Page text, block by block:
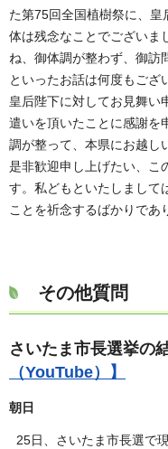
た第75回全国植樹祭に、皇
体は残念なことでございま
ね、御体調が整わず、御訪
といったお話は何度もござ
皇后陛下に対してお見舞い
遣いを頂いたことに感謝を
調が整って、本県にお越し
是非歓迎申し上げたい、こ
す。私どもといたしまして
ことを祈念するばかりであ
その他質問
さいたま市長選挙の
（YouTube）】
朝日
25日、さいたま市長選で